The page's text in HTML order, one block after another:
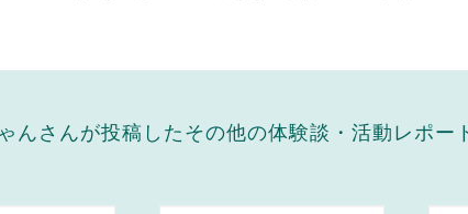
んさんが投稿したその他の体験談・活動レポー